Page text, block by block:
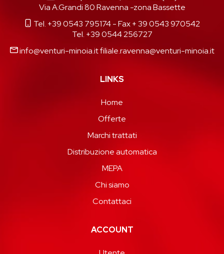
Via A.Grandi 80 Ravenna -zona Bassette
Tel. +39 0543 795174- Fax + 39 0543 970542
Tel. +39 0544 256727
info@venturi-minoia.itfiliale.ravenna@venturi-minoia.it
LINKS
Home
Offerte
Marchi trattati
Distribuzione automatica
MEPA
Chi siamo
Contattaci
ACCOUNT